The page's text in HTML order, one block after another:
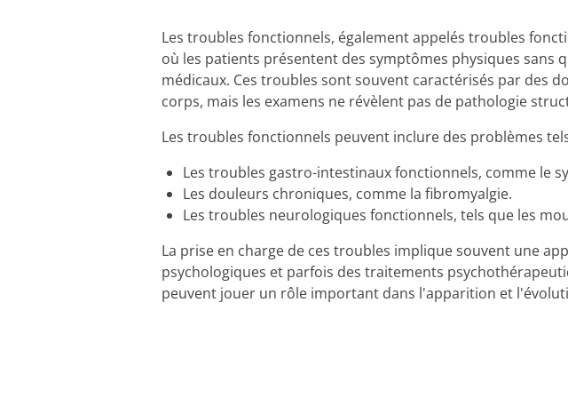
Les troubles fonctionnels, également appelés troubles
où les patients présentent des symptômes physiques sans
médicaux. Ces troubles sont souvent caractérisés par des
corps, mais les examens ne révèlent pas de pathologie
Les troubles fonctionnels peuvent inclure des problèmes
Les troubles gastro-intestinaux fonctionnels, comme le
Les douleurs chroniques, comme la fibromyalgie.
Les troubles neurologiques fonctionnels, tels que les
La prise en charge de ces troubles implique souvent une
psychologiques et parfois des traitements
peuvent jouer un rôle important dans l'apparition et